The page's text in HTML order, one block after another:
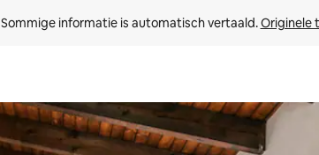
Sommige informatie is automatisch vertaald. Originele